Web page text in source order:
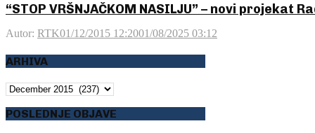
“STOP VRŠNJAČKOM NASILJU” – novi projekat
Autor: RTK01/12/2015 12:2001/08/2025 03:12
ARHIVA
ARHIVA
POSLEDNJE OBJAVE